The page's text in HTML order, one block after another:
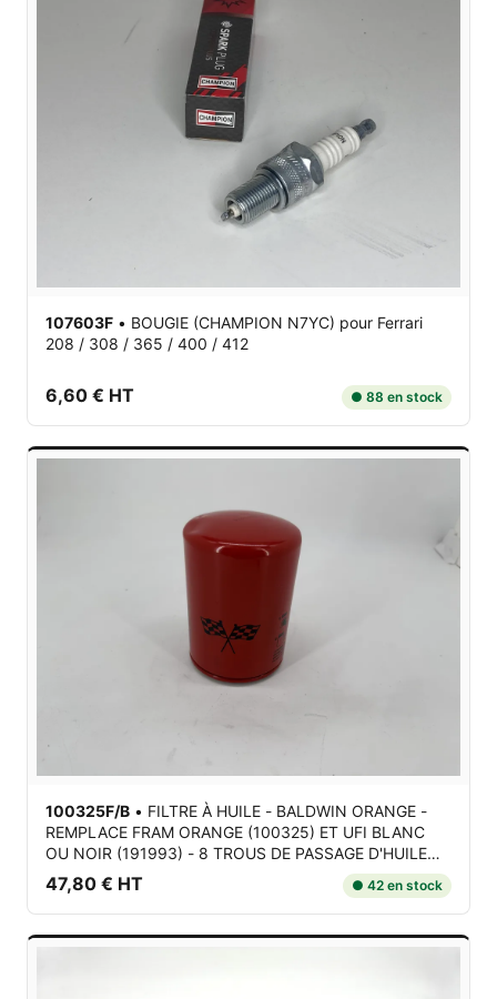
107603F • BOUGIE (CHAMPION N7YC) pour Ferrari
208 / 308 / 365 / 400 / 412
6,60 € HT ● 88 en stock
100325F/B • FILTRE À HUILE - BALDWIN ORANGE -
REMPLACE FRAM ORANGE (100325) ET UFI BLANC
OU NOIR (191993) - 8 TROUS DE PASSAGE D'HUILE
pour Ferrari 206 / 208 / 246 Dino / 250 / 275 / 308 /
328 / ...
47,80 € HT ● 42 en stock